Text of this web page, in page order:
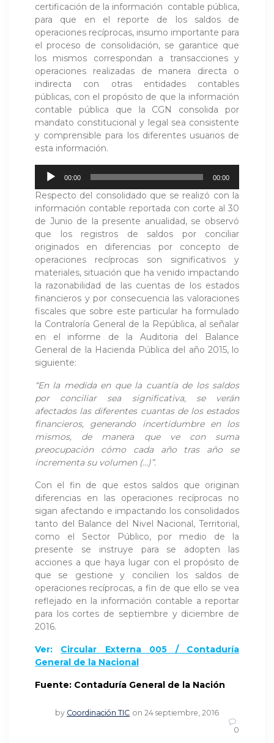
certificación de la información contable pública,
para que en el reporte de los saldos de
operaciones recíprocas, insumo importante para
el proceso de consolidación, se garantice que
los mismos correspondan a transacciones y
operaciones realizadas de manera directa o
indirecta con otras entidades contables
públicas, con el propósito de que la información
contable pública que la CGN consolida por
mandato constitucional y legal sea consistente
y comprensible para los diferentes usuarios de
esta información.
Reproductor
audio
00:00 00:00
Respecto del consolidado que se realizó con la
información contable reportada con corte al 30
de Junio de la presente anualidad, se observó
que los registros de saldos por conciliar
originados en diferencias por concepto de
operaciones recíprocas son significativos y
materiales, situación que ha venido impactando
la razonabilidad de las cuentas de los estados
financieros y por consecuencia las valoraciones
fiscales que sobre este particular ha formulado
la Contraloría General de la República, al señalar
en el informe de la Auditoria del Balance
General de la Hacienda Pública del año 2015, lo
siguiente:
“En la medida en que la cuantía de los saldos
por conciliar sea significativa, se verán
afectados las diferentes cuantas de los estados
financieros, generando incertidumbre en los
mismos, de manera que ve con suma
preocupación cómo cada año tras año se
incrementa su volumen (…)”.
Con el fin de que estos saldos que originan
diferencias en las operaciones recíprocas no
sigan afectando e impactando los consolidados
tanto del Balance del Nivel Nacional, Territorial,
como el Sector Público, por medio de la
presente se instruye para se adopten las
acciones a que haya lugar con el propósito de
que se gestione y concilien los saldos de
operaciones recíprocas, a fin de que ello se vea
reflejado en la información contable a reportar
para los cortes de septiembre y diciembre de
2016.
Ver: Circular Externa 005 / Contaduría
General de la Nacional
Fuente: Contaduría General de la Nación
by Coordinación TIC on 24 septiembre, 2016
0